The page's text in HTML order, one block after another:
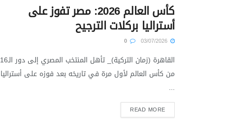
كأس العالم 2026: مصر تفوز على
أستراليا بركلات الترجيح
القاهرة (زمان التركية)_ تأهل المنتخب المصري إلى دور الـ16
من كأس العالم لأول مرة في تاريخه بعد فوزه على أستراليا
...
READ MORE